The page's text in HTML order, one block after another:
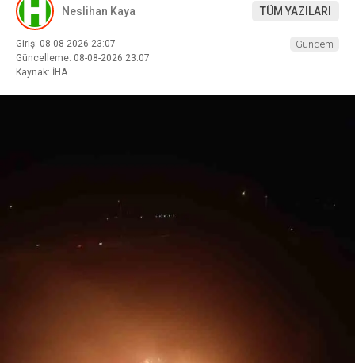
Neslihan Kaya TÜM YAZILARI
Giriş: 08-08-2026 23:07
Güncelleme: 08-08-2026 23:07
Kaynak: İHA
Gündem